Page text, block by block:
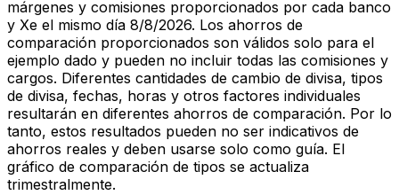
márgenes y comisiones proporcionados por cada banco
y Xe el mismo día 8/8/2026. Los ahorros de
comparación proporcionados son válidos solo para el
ejemplo dado y pueden no incluir todas las comisiones y
cargos. Diferentes cantidades de cambio de divisa, tipos
de divisa, fechas, horas y otros factores individuales
resultarán en diferentes ahorros de comparación. Por lo
tanto, estos resultados pueden no ser indicativos de
ahorros reales y deben usarse solo como guía. El
gráfico de comparación de tipos se actualiza
trimestralmente.